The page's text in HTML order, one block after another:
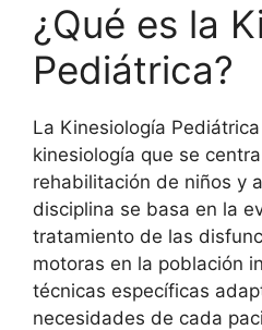
¿Qué es la
Pediátrica?
La Kinesiología
kinesiología que se
rehabilitación de niños y
disciplina se basa en la
tratamiento de las
motoras en la población
técnicas específicas
necesidades de cada